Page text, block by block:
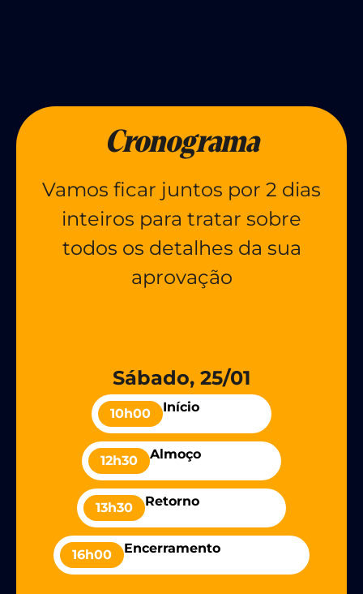
Cronograma
Vamos ficar juntos por 2 dias
inteiros para tratar sobre
todos os detalhes da sua
aprovação
Sábado, 25/01
10h00 Início
12h30 Almoço
13h30 Retorno
16h00 Encerramento